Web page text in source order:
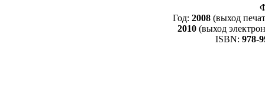
Год: 2008 (выход
2010 (выход
ISBN: 978-